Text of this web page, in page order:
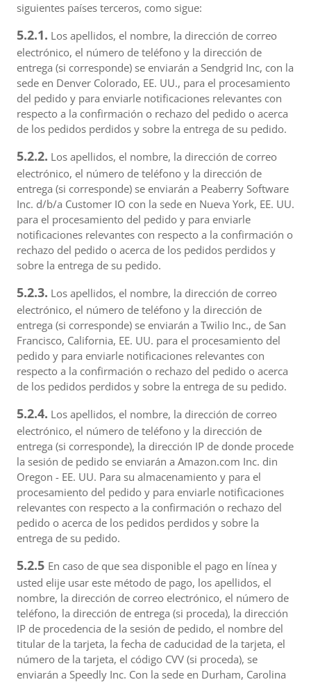
siguientes países terceros, como sigue:
5.2.1. Los apellidos, el nombre, la dirección de correo
electrónico, el número de teléfono y la dirección de
entrega (si corresponde) se enviarán a Sendgrid Inc, con la
sede en Denver Colorado, EE. UU., para el procesamiento
del pedido y para enviarle notificaciones relevantes con
respecto a la confirmación o rechazo del pedido o acerca
de los pedidos perdidos y sobre la entrega de su pedido.
5.2.2. Los apellidos, el nombre, la dirección de correo
electrónico, el número de teléfono y la dirección de
entrega (si corresponde) se enviarán a Peaberry Software
Inc. d/b/a Customer IO con la sede en Nueva York, EE. UU.
para el procesamiento del pedido y para enviarle
notificaciones relevantes con respecto a la confirmación o
rechazo del pedido o acerca de los pedidos perdidos y
sobre la entrega de su pedido.
5.2.3. Los apellidos, el nombre, la dirección de correo
electrónico, el número de teléfono y la dirección de
entrega (si corresponde) se enviarán a Twilio Inc., de San
Francisco, California, EE. UU. para el procesamiento del
pedido y para enviarle notificaciones relevantes con
respecto a la confirmación o rechazo del pedido o acerca
de los pedidos perdidos y sobre la entrega de su pedido.
5.2.4. Los apellidos, el nombre, la dirección de correo
electrónico, el número de teléfono y la dirección de
entrega (si corresponde), la dirección IP de donde procede
la sesión de pedido se enviarán a Amazon.com Inc. din
Oregon - EE. UU. Para su almacenamiento y para el
procesamiento del pedido y para enviarle notificaciones
relevantes con respecto a la confirmación o rechazo del
pedido o acerca de los pedidos perdidos y sobre la
entrega de su pedido.
5.2.5 En caso de que sea disponible el pago en línea y
usted elije usar este método de pago, los apellidos, el
nombre, la dirección de correo electrónico, el número de
teléfono, la dirección de entrega (si proceda), la dirección
IP de procedencia de la sesión de pedido, el nombre del
titular de la tarjeta, la fecha de caducidad de la tarjeta, el
número de la tarjeta, el código CVV (si proceda), se
enviarán a Speedly Inc. Con la sede en Durham, Carolina